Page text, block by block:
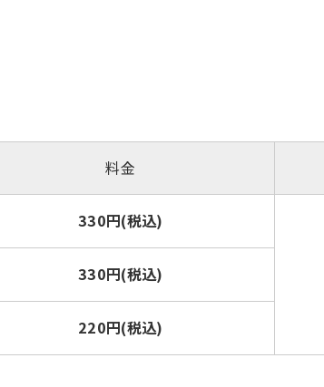
料金
330円(税込)
330円(税込)
220円(税込)
fully understand this before using
Automatic translation start